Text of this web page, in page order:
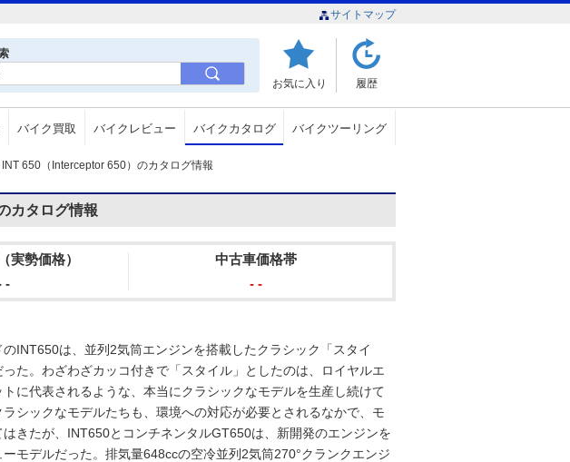
サイトマップ
お気に入り 履歴
バイク買取 バイクレビュー バイクカタログ バイクツーリング
INT 650（Interceptor 650）のカタログ情報
カタログ情報
実勢価格）
-
中古車価格帯
- -
INT650は、並列2気筒エンジンを搭載したクラシック「スタイ
た。わざわざカッコ付きで「スタイル」としたのは、ロイヤルエ
に代表されるような、本当にクラシックなモデルを生産し続けて
シックなモデルたちも、環境への対応が必要とされるなかで、モ
きたが、INT650とコンチネンタルGT650は、新開発のエンジンを
モデルだった。排気量648ccの空冷並列2気筒270°クランクエンジ